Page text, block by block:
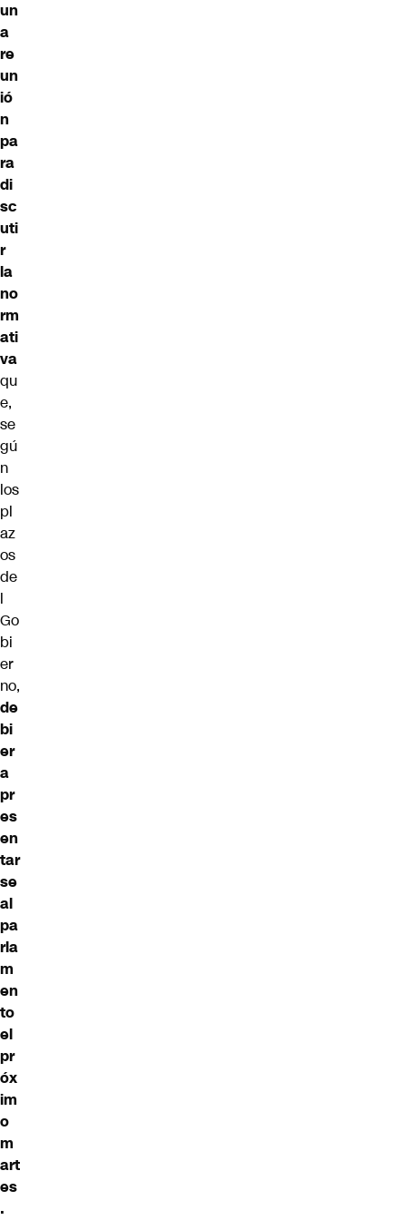
un
a
re
un
ió
n
pa
ra
di
sc
uti
r
la
no
rm
ati
va
qu
e,
se
gú
n
los
pl
az
os
de
l
Go
bi
er
no,
de
bi
er
a
pr
es
en
tar
se
al
pa
rla
m
en
to
el
pr
óx
im
o
m
art
es
.